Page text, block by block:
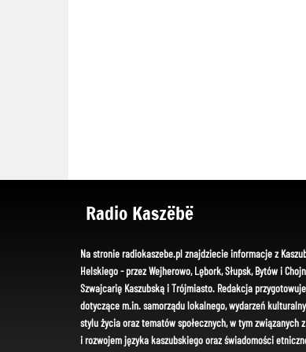
Radio Kaszëbë
Na stronie radiokaszebe.pl znajdziecie informacje z
Helskiego - przez Wejherowo, Lębork, Słupsk, Bytów i
Szwajcarię Kaszubską i Trójmiasto. Redakcja
dotyczące m.in. samorządu lokalnego, wydarzeń
stylu życia oraz tematów społecznych, w tym związanych
i rozwojem języka kaszubskiego oraz świadomości